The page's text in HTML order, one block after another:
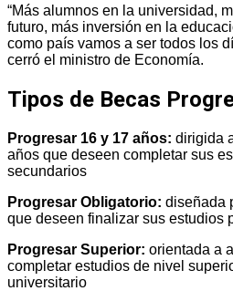
“Más alumnos en la universidad,
futuro, más inversión en la
como país vamos a ser todos los
cerró el ministro de Economía.
Tipos de Becas
Progresar 16 y 17 años: dirigida
años que deseen completar sus
secundarios
Progresar Obligatorio: diseñada
que deseen finalizar sus estudios
Progresar Superior: orientada a
completar estudios de nivel
universitario